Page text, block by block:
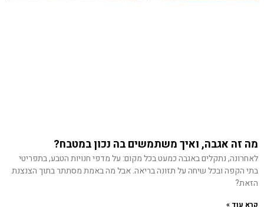
מה זה אגבה, ואיך משתמשים בה נכון במטבח?
לאחרונה, נתקלים באגבה כמעט בכל מקום: על מדפי חנויות הטבע, בתפריטי
בתי הקפה ובכל שיחה על תזונה בריאה. אבל מה באמת מסתתר בתוך הצנצנת
הזאת?
קרא עוד »